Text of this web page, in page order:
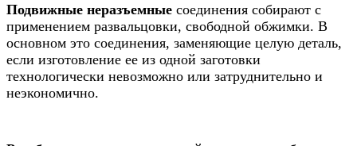
Подвижные неразъемные соединения собирают с
применением развальцовки, свободной обжимки. В
основном это соединения, заменяющие целую деталь,
если изготовление ее из одной заготовки
технологически невозможно или затруднительно и
неэкономично.